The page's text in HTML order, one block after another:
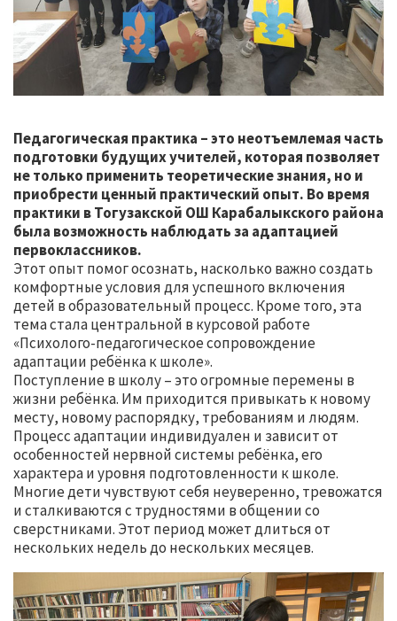
Педагогическая практика – это неотъемлемая часть
подготовки будущих учителей, которая позволяет
не только применить теоретические знания, но и
приобрести ценный практический опыт. Во время
практики в Тогузакской ОШ Карабалыкского района
была возможность наблюдать за адаптацией
первоклассников.
Этот опыт помог осознать, насколько важно создать
комфортные условия для успешного включения
детей в образовательный процесс. Кроме того, эта
тема стала центральной в курсовой работе
«Психолого-педагогическое сопровождение
адаптации ребёнка к школе».
Поступление в школу – это огромные перемены в
жизни ребёнка. Им приходится привыкать к новому
месту, новому распорядку, требованиям и людям.
Процесс адаптации индивидуален и зависит от
особенностей нервной системы ребёнка, его
характера и уровня подготовленности к школе.
Многие дети чувствуют себя неуверенно, тревожатся
и сталкиваются с трудностями в общении со
сверстниками. Этот период может длиться от
нескольких недель до нескольких месяцев.